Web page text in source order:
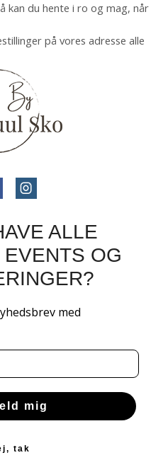
kan du hente i ro og mag, når
på vores adresse alle
ALLE
OG
med
mig
tak